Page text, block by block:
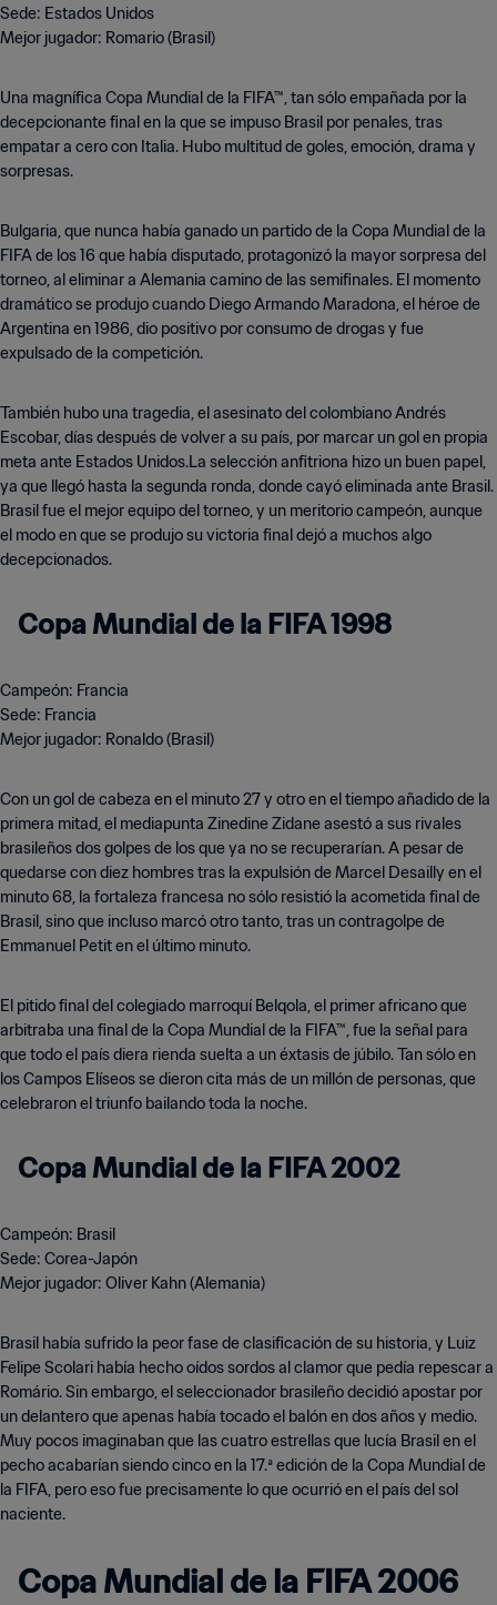
Sede: Estados Unidos
Mejor jugador: Romario (Brasil)
Una magnífica Copa Mundial de la FIFA™, tan sólo empañada por la
decepcionante final en la que se impuso Brasil por penales, tras
empatar a cero con Italia. Hubo multitud de goles, emoción, drama y
sorpresas.
Bulgaria, que nunca había ganado un partido de la Copa Mundial de la
FIFA de los 16 que había disputado, protagonizó la mayor sorpresa del
torneo, al eliminar a Alemania camino de las semifinales. El momento
dramático se produjo cuando Diego Armando Maradona, el héroe de
Argentina en 1986, dio positivo por consumo de drogas y fue
expulsado de la competición.
También hubo una tragedia, el asesinato del colombiano Andrés
Escobar, días después de volver a su país, por marcar un gol en propia
meta ante Estados Unidos.La selección anfitriona hizo un buen papel,
ya que llegó hasta la segunda ronda, donde cayó eliminada ante Brasil.
Brasil fue el mejor equipo del torneo, y un meritorio campeón, aunque
el modo en que se produjo su victoria final dejó a muchos algo
decepcionados.
Copa Mundial de la FIFA 1998
Campeón: Francia
Sede: Francia
Mejor jugador: Ronaldo (Brasil)
Con un gol de cabeza en el minuto 27 y otro en el tiempo añadido de la
primera mitad, el mediapunta Zinedine Zidane asestó a sus rivales
brasileños dos golpes de los que ya no se recuperarían. A pesar de
quedarse con diez hombres tras la expulsión de Marcel Desailly en el
minuto 68, la fortaleza francesa no sólo resistió la acometida final de
Brasil, sino que incluso marcó otro tanto, tras un contragolpe de
Emmanuel Petit en el último minuto.
El pitido final del colegiado marroquí Belqola, el primer africano que
arbitraba una final de la Copa Mundial de la FIFA™, fue la señal para
que todo el país diera rienda suelta a un éxtasis de júbilo. Tan sólo en
los Campos Elíseos se dieron cita más de un millón de personas, que
celebraron el triunfo bailando toda la noche.
Copa Mundial de la FIFA 2002
Campeón: Brasil
Sede: Corea-Japón
Mejor jugador: Oliver Kahn (Alemania)
Brasil había sufrido la peor fase de clasificación de su historia, y Luiz
Felipe Scolari había hecho oídos sordos al clamor que pedía repescar a
Romário. Sin embargo, el seleccionador brasileño decidió apostar por
un delantero que apenas había tocado el balón en dos años y medio.
Muy pocos imaginaban que las cuatro estrellas que lucía Brasil en el
pecho acabarían siendo cinco en la 17.ª edición de la Copa Mundial de
la FIFA, pero eso fue precisamente lo que ocurrió en el país del sol
naciente.
Copa Mundial de la FIFA 2006